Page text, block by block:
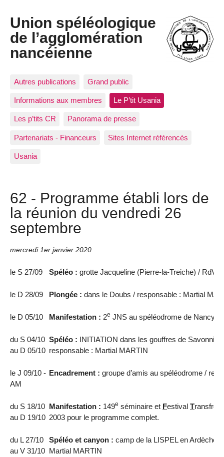
Union spéléologique
de l’agglomération
nancéienne
Autres publications Grand public
Informations aux membres Le P’tit Usania
Les p’tits CR Panorama de presse
Partenariats - Financeurs Sites Internet référencés
Usania
62 - Programme établi lors de
la réunion du vendredi 26
septembre
mercredi 1er janvier 2020
le S 27/09 Spéléo : grotte Jacqueline (Pierre-la-Treiche) / RdV
le D 28/09 Plongée : dans le Doubs / responsable : Martial
le D 05/10 Manifestation : 2e JNS au spéléodrome de Nancy /
du S 04/10
au D 05/10
Spéléo : INITIATION dans les gouffres de
responsable : Martial MARTIN
le J 09/10 -
AM
Encadrement : groupe d’amis au spéléodrome /
du S 18/10
au D 19/10
Manifestation : 149e séminaire et Festival T
2003 pour le programme complet.
du L 27/10
au V 31/10
Spéléo et canyon : camp de la LISPEL en Ardèche ;
Martial MARTIN